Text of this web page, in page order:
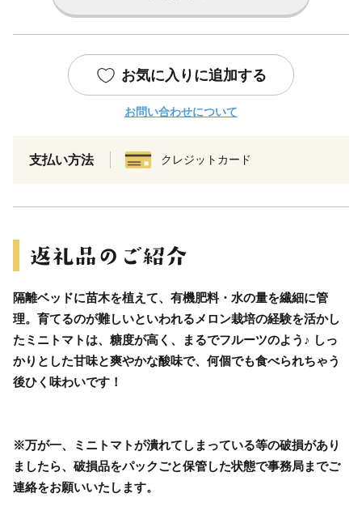
お気に入りに追加する
お問い合わせについて
支払い方法 クレジットカード
隔離ベッドに苗木を植えて、有機肥料・水の量を繊細に管
理。育てるのが難しいといわれるメロン栽培の経験を活かし
たミニトマトは、糖度が高く、まるでフルーツのよう♪ しっ
かりとした甘味と爽やかな酸味で、何個でも食べられちゃう
後ひく味わいです！
※万が一、ミニトマトが潰れてしまっている等の破損があり
ましたら、破損品をパックごと保管した状態で事務局までご
連絡をお願いいたします。